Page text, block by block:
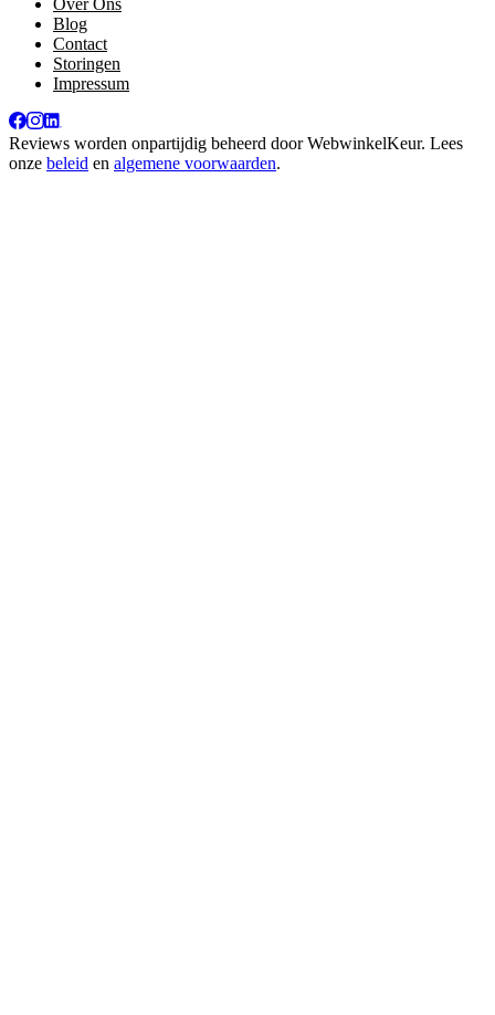
Over Ons
Blog
Contact
Storingen
Impressum
Reviews worden onpartijdig beheerd doorWebwinkelKeur. Lees
onze beleid en algemene voorwaarden.